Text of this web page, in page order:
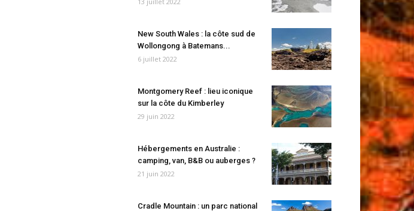
New South Wales : la côte sud de
Wollongong à Batemans...
6 juillet 2022
Montgomery Reef : lieu iconique
sur la côte du Kimberley
29 juin 2022
Hébergements en Australie :
camping, van, B&B ou auberges ?
21 juin 2022
Cradle Mountain : un parc national